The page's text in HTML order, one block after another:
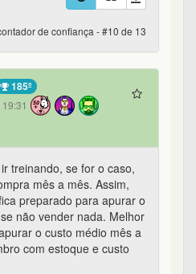
de confiança - #10 de 13
185º
treinando, se for o caso,
mês a mês. Assim,
preparado para apurar o
não vender nada. Melhor
o custo médio mês a
com estoque e custo